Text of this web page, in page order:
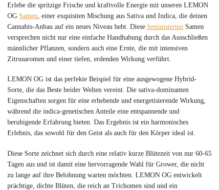
Erlebe die spritzige Frische und kraftvolle Energie mit unseren LEMON
OG Samen , einer exquisiten Mischung aus Sativa und Indica, die deinen
Cannabis-Anbau auf ein neues Niveau hebt. Diese feminisierten Samen
versprechen nicht nur eine einfache Handhabung durch das Ausschließen
männlicher Pflanzen, sondern auch eine Ernte, die mit intensiven
Zitrusaromen und einer tiefen, erdenden Wirkung verführt.
LEMON OG ist das perfekte Beispiel für eine ausgewogene Hybrid-
Sorte, die das Beste beider Welten vereint. Die sativa-dominanten
Eigenschaften sorgen für eine erhebende und energetisierende Wirkung,
während die indica-genetischen Anteile eine entspannende und
beruhigende Erfahrung bieten. Das Ergebnis ist ein harmonisches
Erlebnis, das sowohl für den Geist als auch für den Körper ideal ist.
Diese Sorte zeichnet sich durch eine relativ kurze Blütezeit von nur 60-65
Tagen aus und ist damit eine hervorragende Wahl für Grower, die nicht
zu lange auf ihre Belohnung warten möchten. LEMON OG entwickelt
prächtige, dichte Blüten, die reich an Trichomen sind und ein